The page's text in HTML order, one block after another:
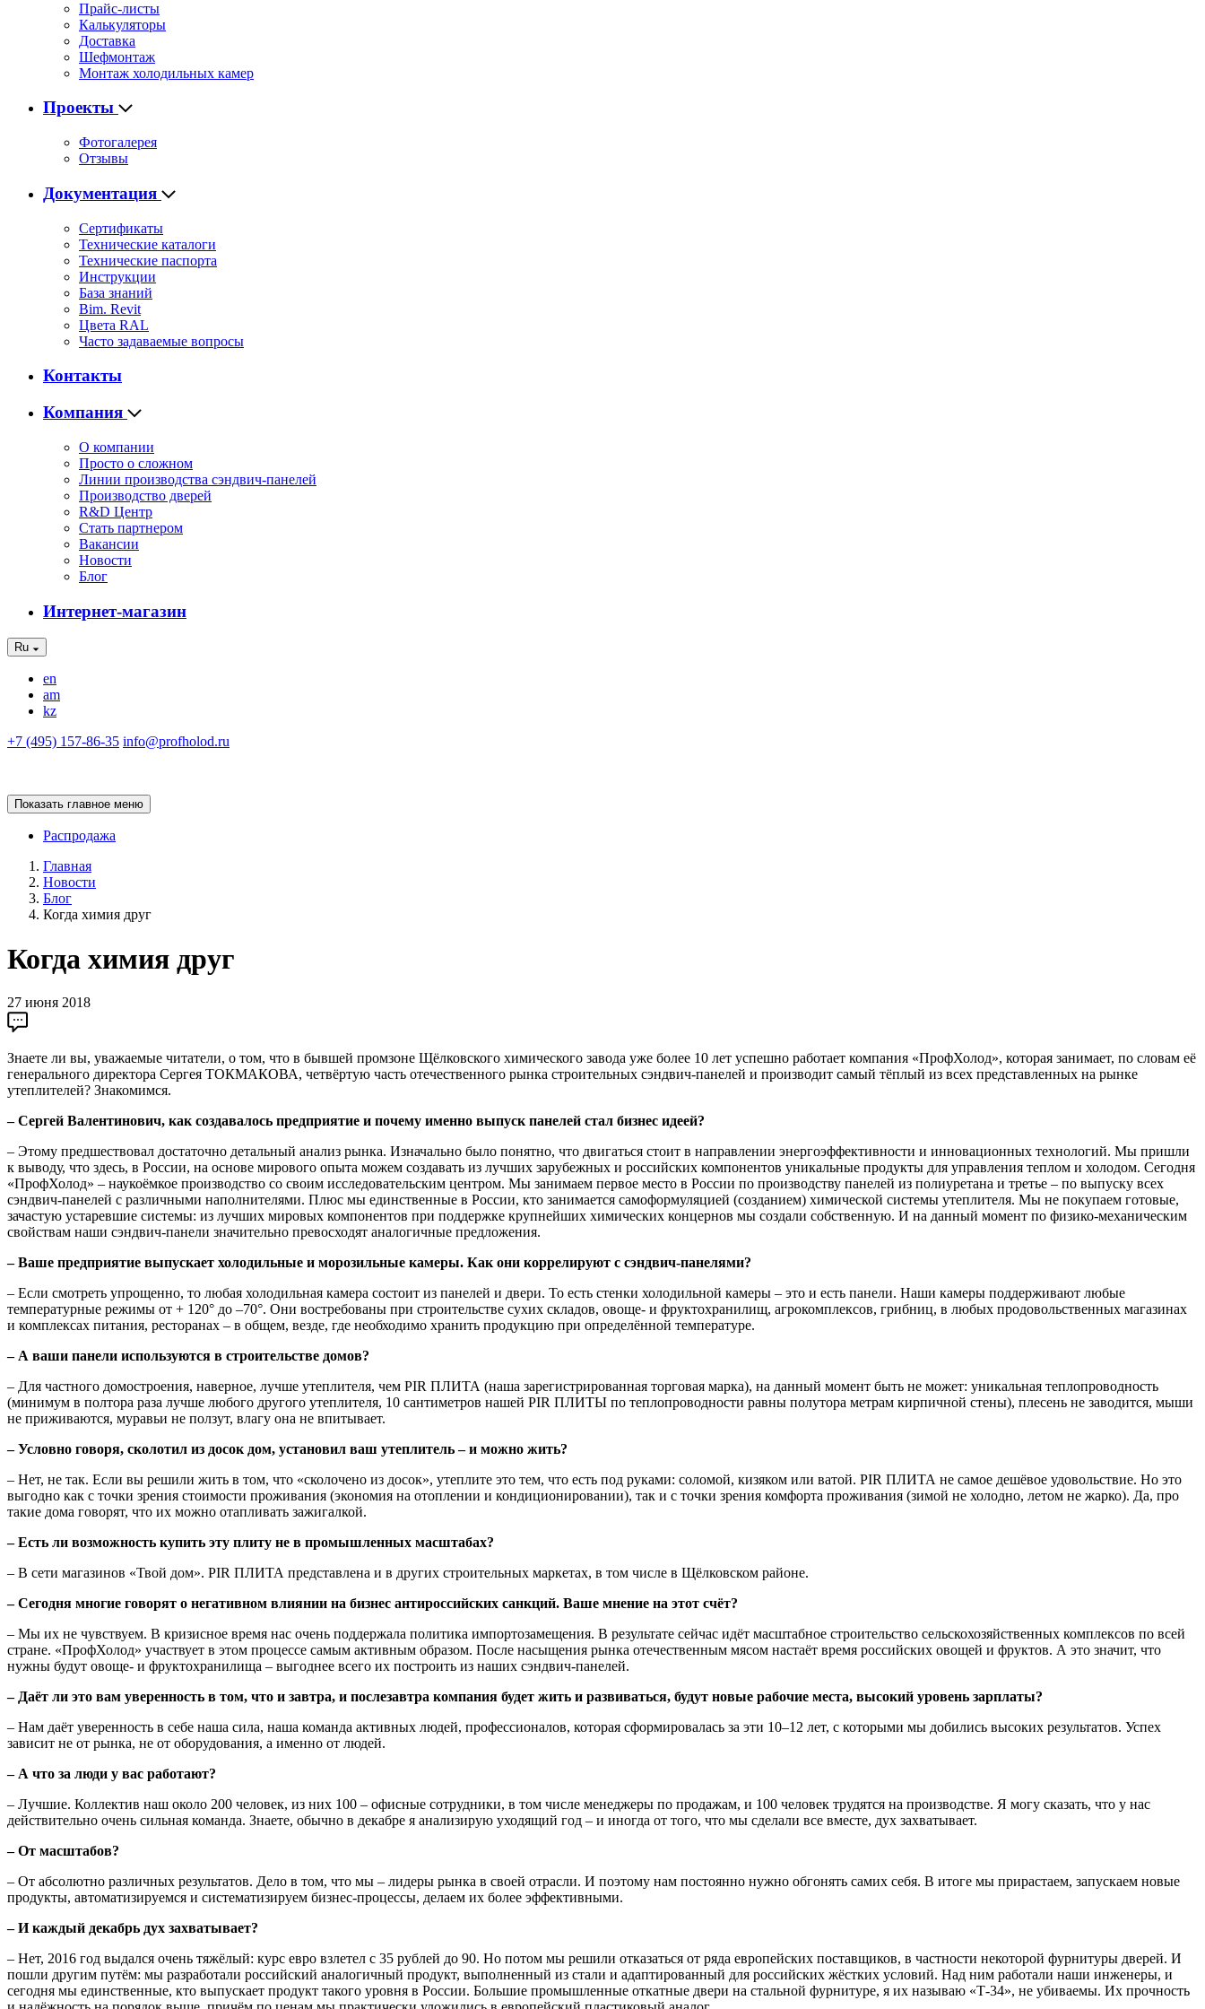
Прайс-листы
Калькуляторы
Доставка
Шефмонтаж
Монтаж холодильных камер
Проекты
Фотогалерея
Отзывы
Документация
Сертификаты
Технические каталоги
Технические паспорта
Инструкции
База знаний
Bim. Revit
Цвета RAL
Часто задаваемые вопросы
Контакты
Компания
О компании
Просто о сложном
Линии производства сэндвич-панелей
Производство дверей
R&D Центр
Стать партнером
Вакансии
Новости
Блог
Интернет-магазин
Ru
en
am
kz
+7 (495) 157-86-35 info@profholod.ru
Показать главное меню
Распродажа
Главная
Новости
Блог
Когда химия друг
Когда химия друг
27 июня 2018
Знаете ли вы, уважаемые читатели, о том, что в бывшей промзоне Щёлковского химического завода уже более 10 лет успешно работает компания «ПрофХолод», которая занимает, по словам её
генерального директора Сергея ТОКМАКОВА, четвёртую часть отечественного рынка строительных сэндвич-панелей и производит самый тёплый из всех представленных на рынке
утеплителей? Знакомимся.
– Сергей Валентинович, как создавалось предприятие и почему именно выпуск панелей стал бизнес идеей?
– Этому предшествовал достаточно детальный анализ рынка. Изначально было понятно, что двигаться стоит в направлении энергоэффективности и инновационных технологий. Мы пришли
к выводу, что здесь, в России, на основе мирового опыта можем создавать из лучших зарубежных и российских компонентов уникальные продукты для управления теплом и холодом. Сегодня
«ПрофХолод» – наукоёмкое производство со своим исследовательским центром. Мы занимаем первое место в России по производству панелей из полиуретана и третье – по выпуску всех
сэндвич-панелей с различными наполнителями. Плюс мы единственные в России, кто занимается самоформуляцией (созданием) химической системы утеплителя. Мы не покупаем готовые,
зачастую устаревшие системы: из лучших мировых компонентов при поддержке крупнейших химических концернов мы создали собственную. И на данный момент по физико-механическим
свойствам наши сэндвич-панели значительно превосходят аналогичные предложения.
– Ваше предприятие выпускает холодильные и морозильные камеры. Как они коррелируют с сэндвич-панелями?
– Если смотреть упрощенно, то любая холодильная камера состоит из панелей и двери. То есть стенки холодильной камеры – это и есть панели. Наши камеры поддерживают любые
температурные режимы от + 120° до –70°. Они востребованы при строительстве сухих складов, овоще- и фруктохранилищ, агрокомплексов, грибниц, в любых продовольственных магазинах
и комплексах питания, ресторанах – в общем, везде, где необходимо хранить продукцию при определённой температуре.
– А ваши панели используются в строительстве домов?
– Для частного домостроения, наверное, лучше утеплителя, чем PIR ПЛИТА (наша зарегистрированная торговая марка), на данный момент быть не может: уникальная теплопроводность
(минимум в полтора раза лучше любого другого утеплителя, 10 сантиметров нашей PIR ПЛИТЫ по теплопроводности равны полутора метрам кирпичной стены), плесень не заводится, мыши
не приживаются, муравьи не ползут, влагу она не впитывает.
– Условно говоря, сколотил из досок дом, установил ваш утеплитель – и можно жить?
– Нет, не так. Если вы решили жить в том, что «сколочено из досок», утеплите это тем, что есть под руками: соломой, кизяком или ватой. PIR ПЛИТА не самое дешёвое удовольствие. Но это
выгодно как с точки зрения стоимости проживания (экономия на отоплении и кондиционировании), так и с точки зрения комфорта проживания (зимой не холодно, летом не жарко). Да, про
такие дома говорят, что их можно отапливать зажигалкой.
– Есть ли возможность купить эту плиту не в промышленных масштабах?
– В сети магазинов «Твой дом». PIR ПЛИТА представлена и в других строительных маркетах, в том числе в Щёлковском районе.
– Сегодня многие говорят о негативном влиянии на бизнес антироссийских санкций. Ваше мнение на этот счёт?
– Мы их не чувствуем. В кризисное время нас очень поддержала политика импортозамещения. В результате сейчас идёт масштабное строительство сельскохозяйственных комплексов по всей
стране. «ПрофХолод» участвует в этом процессе самым активным образом. После насыщения рынка отечественным мясом настаёт время российских овощей и фруктов. А это значит, что
нужны будут овоще- и фруктохранилища – выгоднее всего их построить из наших сэндвич-панелей.
– Даёт ли это вам уверенность в том, что и завтра, и послезавтра компания будет жить и развиваться, будут новые рабочие места, высокий уровень зарплаты?
– Нам даёт уверенность в себе наша сила, наша команда активных людей, профессионалов, которая сформировалась за эти 10–12 лет, с которыми мы добились высоких результатов. Успех
зависит не от рынка, не от оборудования, а именно от людей.
– А что за люди у вас работают?
– Лучшие. Коллектив наш около 200 человек, из них 100 – офисные сотрудники, в том числе менеджеры по продажам, и 100 человек трудятся на производстве. Я могу сказать, что у нас
действительно очень сильная команда. Знаете, обычно в декабре я анализирую уходящий год – и иногда от того, что мы сделали все вместе, дух захватывает.
– От масштабов?
– От абсолютно различных результатов. Дело в том, что мы – лидеры рынка в своей отрасли. И поэтому нам постоянно нужно обгонять самих себя. В итоге мы прирастаем, запускаем новые
продукты, автоматизируемся и систематизируем бизнес-процессы, делаем их более эффективными.
– И каждый декабрь дух захватывает?
– Нет, 2016 год выдался очень тяжёлый: курс евро взлетел с 35 рублей до 90. Но потом мы решили отказаться от ряда европейских поставщиков, в частности некоторой фурнитуры дверей. И
пошли другим путём: мы разработали российский аналогичный продукт, выполненный из стали и адаптированный для российских жёстких условий. Над ним работали наши инженеры, и
сегодня мы единственные, кто выпускает продукт такого уровня в России. Большие промышленные откатные двери на стальной фурнитуре, я их называю «Т-34», не убиваемы. Их прочность